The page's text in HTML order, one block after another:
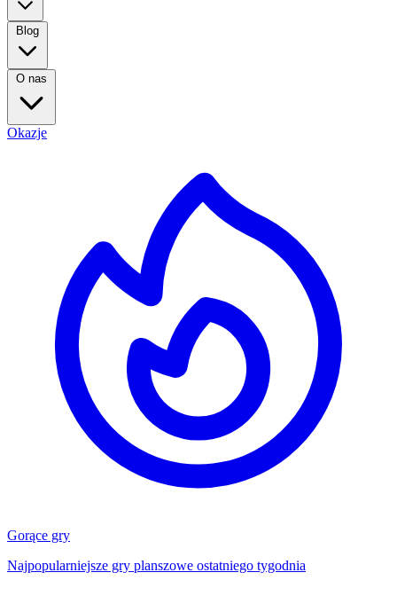
Blog
O nas
Okazje
Gorące gry
Najpopularniejsze gry planszowe ostatniego tygodnia